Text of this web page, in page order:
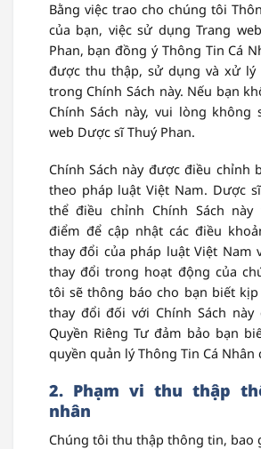
Bằng việc trao cho chúng tôi
của bạn, việc sử dụng Trang
Phan, bạn đồng ý Thông Tin Cá
được thu thập, sử dụng và xử lý
trong Chính Sách này. Nếu bạn
Chính Sách này, vui lòng không
web Dược sĩ Thuý Phan.
Chính Sách này được điều chỉnh
theo pháp luật Việt Nam. Dược
thể điều chỉnh Chính Sách
điểm để cập nhật các điều
thay đổi của pháp luật Việt Nam
thay đổi trong hoạt động của
tôi sẽ thông báo cho bạn biết
thay đổi đối với Chính Sách này
Quyền Riêng Tư đảm bảo bạn
quyền quản lý Thông Tin Cá Nhân
2. Phạm vi thu thập
nhân
Chúng tôi thu thập thông tin, bao